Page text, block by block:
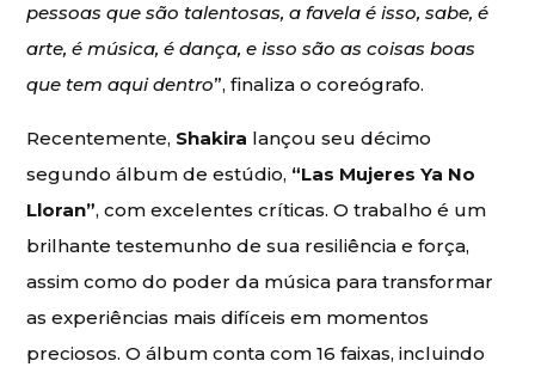
pessoas que são talentosas, a favela é isso, sabe, é
arte, é música, é dança, e isso são as coisas boas
que tem aqui dentro”, finaliza o coreógrafo.
Recentemente, Shakira lançou seu décimo
segundo álbum de estúdio, “Las Mujeres Ya No
Lloran”, com excelentes críticas. O trabalho é um
brilhante testemunho de sua resiliência e força,
assim como do poder da música para transformar
as experiências mais difíceis em momentos
preciosos. O álbum conta com 16 faixas, incluindo